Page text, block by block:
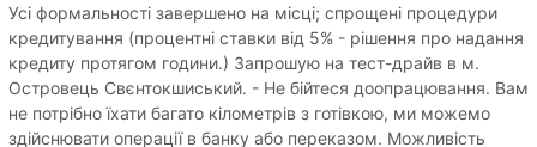
Усі формальності завершено на місці; спрощені процедури
кредитування (процентні ставки від 5% - рішення про надання
кредиту протягом години.) Запрошую на тест-драйв в м.
Островець Свєнтокшиський. - Не бійтеся доопрацювання. Вам
не потрібно їхати багато кілометрів з готівкою, ми можемо
здійснювати операції в банку або переказом. Можливість